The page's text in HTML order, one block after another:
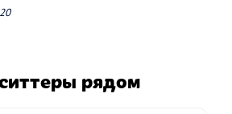
рядом